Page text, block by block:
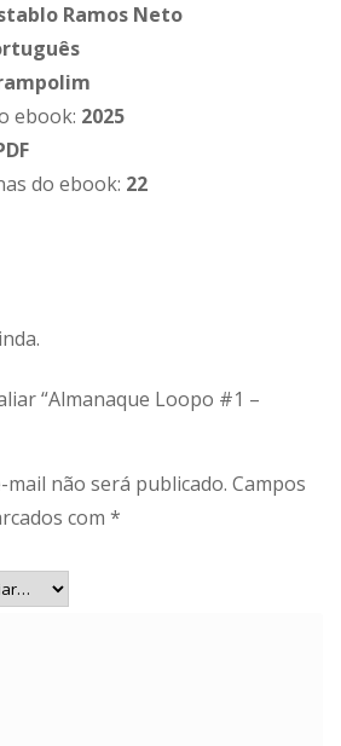
Ramos Neto
ebook: 2025
do ebook: 22
“Almanaque Loopo #1 –
mail não será publicado. Campos
com *